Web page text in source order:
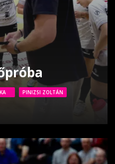
PINIZSI ZOLTÁN